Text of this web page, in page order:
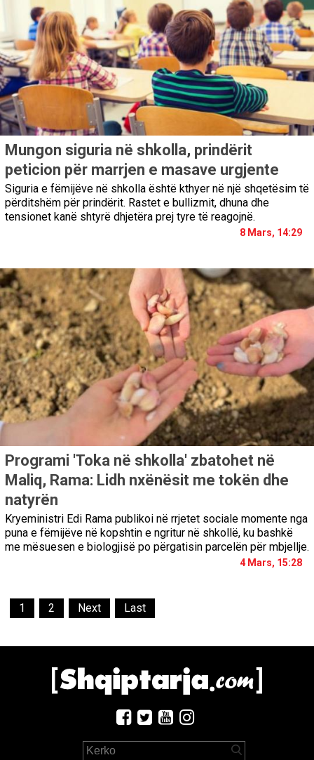
Mungon siguria në shkolla, prindërit
peticion për marrjen e masave urgjente
Siguria e fëmijëve në shkolla është kthyer në një shqetësim të
përditshëm për prindërit. Rastet e bullizmit, dhuna dhe
tensionet kanë shtyrë dhjetëra prej tyre të reagojnë.
8 Mars, 14:29
Programi 'Toka në shkolla' zbatohet në
Maliq, Rama: Lidh nxënësit me tokën dhe
natyrën
Kryeministri Edi Rama publikoi në rrjetet sociale momente nga
puna e fëmijëve në kopshtin e ngritur në shkollë, ku bashkë
me mësuesen e biologjisë po përgatisin parcelën për mbjellje.
4 Mars, 15:28
1 2 Next Last